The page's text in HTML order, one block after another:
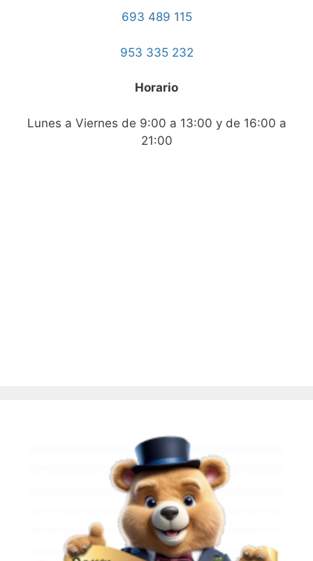
693 489 115
953 335 232
Horario
Lunes a Viernes de 9:00 a 13:00 y de 16:00 a
21:00